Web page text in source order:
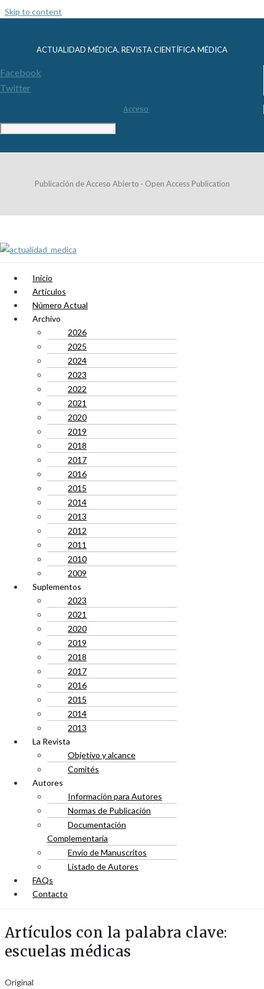
Skip to content
ACTUALIDAD MÉDICA. REVISTA CIENTÍFICA MÉDICA
Facebook
Twitter
Acceso
Publicación de Acceso Abierto · Open Access Publication
Inicio
Artículos
Número Actual
Archivo
2026
2025
2024
2023
2022
2021
2020
2019
2018
2017
2016
2015
2014
2013
2012
2011
2010
2009
Suplementos
2023
2021
2020
2019
2018
2017
2016
2015
2014
2013
La Revista
Objetivo y alcance
Comités
Autores
Información para Autores
Normas de Publicación
Documentación
Complementaria
Envío de Manuscritos
Listado de Autores
FAQs
Contacto
Artículos con la palabra clave:
escuelas médicas
Original